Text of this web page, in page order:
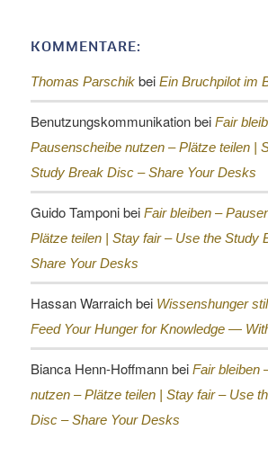
KOMMENTARE:
Thomas Parschikbei Ein Bruchpilot im
Benutzungskommunikationbei Fair
Pausenscheibe nutzen – Plätze teilen |
Study Break Disc – Share Your Desks
Guido Tamponibei Fair bleiben –
Plätze teilen | Stay fair – Use the Study
Share Your Desks
Hassan Warraichbei Wissenshunger
Feed Your Hunger for Knowledge —
Bianca Henn-Hoffmannbei Fair bleiben
nutzen – Plätze teilen | Stay fair – Use
Disc – Share Your Desks